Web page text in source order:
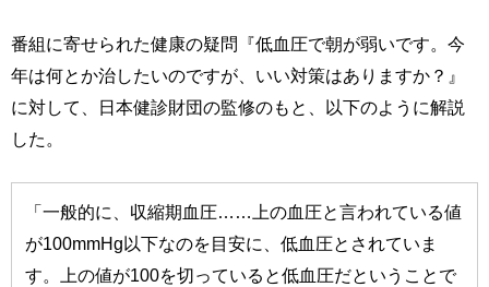
番組に寄せられた健康の疑問『低血圧で朝が弱いです。今
年は何とか治したいのですが、いい対策はありますか？』
に対して、日本健診財団の監修のもと、以下のように解説
した。
「一般的に、収縮期血圧……上の血圧と言われている値
が100mmHg以下なのを目安に、低血圧とされていま
す。上の値が100を切っていると低血圧だということで